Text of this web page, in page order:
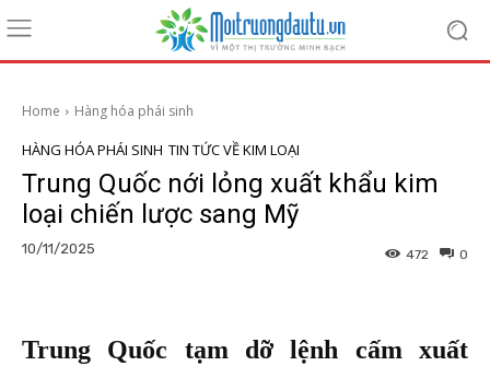
Home Hàng hóa phái sinh
HÀNG HÓA PHÁI SINH TIN TỨC VỀ KIM LOẠI
Trung Quốc nới lỏng xuất khẩu kim
loại chiến lược sang Mỹ
10/11/2025 0
472
Trung Quốc tạm dỡ lệnh cấm xuất